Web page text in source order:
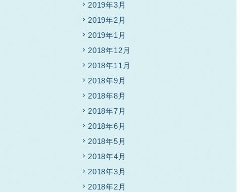
2019年3月
2019年2月
2019年1月
2018年12月
2018年11月
2018年9月
2018年8月
2018年7月
2018年6月
2018年5月
2018年4月
2018年3月
2018年2月